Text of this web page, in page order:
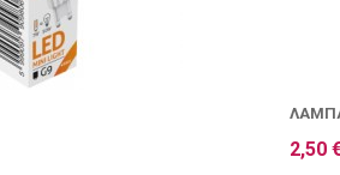
ΛΆΜΠΑ
2,50